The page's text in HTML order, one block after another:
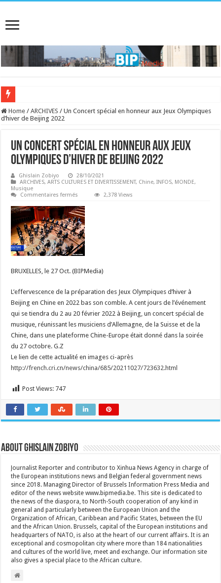
Home / ARCHIVES / Un Concert spécial en honneur aux Jeux Olympiques
d’hiver de Beijing 2022
Un Concert spécial en honneur aux Jeux
Olympiques d’hiver de Beijing 2022
Ghislain Zobiyo
28/10/2021
ARCHIVES,ARTS CULTURES ET DIVERTISSEMENT, Chine,INFOS, MONDE,
Musique
Commentaires fermés
Concert
spécial
en
honneur
aux
Jeux
Olympiques
d’hiver
2022
2,378 Views
BRUXELLES, le 27 Oct. (BIPMedia)
L’effervescence de la préparation des Jeux Olympiques d’hiver à
Beijing en Chine en 2022 bas son comble. A cent jours de l’événement
qui se tiendra du 2 au 20 février 2022 à Beijing, un concert spécial de
musique, réunissant les musiciens d’Allemagne, de la Suisse et de la
Chine, dans une plateforme Chine-Europe était donné dans la soirée
du 27 octobre. G.Z
Le lien de cette actualité en images ci-après
http://french.cri.cn/news/china/685/20211027/723632.html
Post Views: 747
About Ghislain Zobiyo
Journalist Reporter and contributor to Xinhua News Agency in charge of
the European institutions news and Belgian federal government news
since 2018. Managing Director of Brussels Information Press Media and
editor of the news website www.bipmedia.be. This site is dedicated to
the news of the diaspora, to North-South cooperation of any kind in
general and particularly between the European Union and the
Organization of African, Caribbean and Pacific States, between the EU
and the African Union. Brussels, capital of the European institutions and
headquarters of NATO, is also at the heart of our current affairs. It is an
exceptional and cosmopolitan city where more than 184 nationalities
and cultures of the world live, meet and exchange. Our information site
also gives a special place to the African culture.